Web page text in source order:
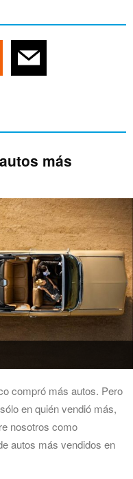
más
compró más autos. Pero
en quién vendió más,
nosotros como
autos más vendidos en